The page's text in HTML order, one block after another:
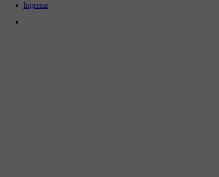
Ingresar